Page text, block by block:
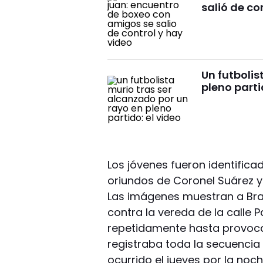
salió de
Un
pleno
Los jóvenes fueron
oriundos de Coronel Suárez
Las imágenes muestran a
contra la vereda de la calle
repetidamente hasta
registraba toda la
ocurrido el jueves por la